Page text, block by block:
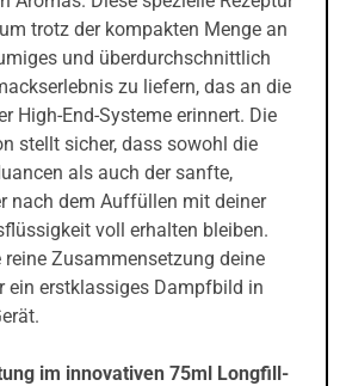
trotz der kompakten Menge an
und überdurchschnittlich
zu liefern, das an die
High-End-Systeme erinnert. Die
stellt sicher, dass sowohl die
als auch der sanfte,
nach dem Auffüllen mit deiner
voll erhalten bleiben.
Zusammensetzung deine
ein erstklassiges Dampfbild in
im innovativen 75ml Longfill-